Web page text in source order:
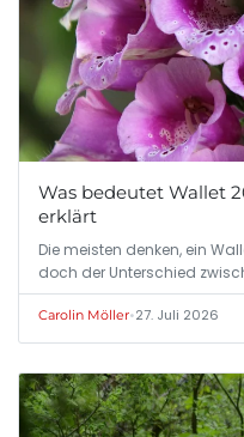
Was bedeutet Wallet
erklärt
Die meisten denken, ein
doch der Unterschied
Carolin Möller•27. Juli 2026